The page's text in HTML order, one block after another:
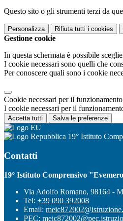
Questo sito o gli strumenti terzi da
Personalizza Rifiuta tutti i cookies
Gestione cookie
In questa schermata è possibile
I cookie necessari sono quelli che
Per conoscere quali sono i cookie
Cookie necessari per il funzionamento
I cookie necessari per il
Accetta tutti Salva le preferenze
19° Istituto
Contatti
19° Istituto Comprensivo
Via Adolfo Romano, 98164 -
Tel: +39 090 392008
Email:
PEC: